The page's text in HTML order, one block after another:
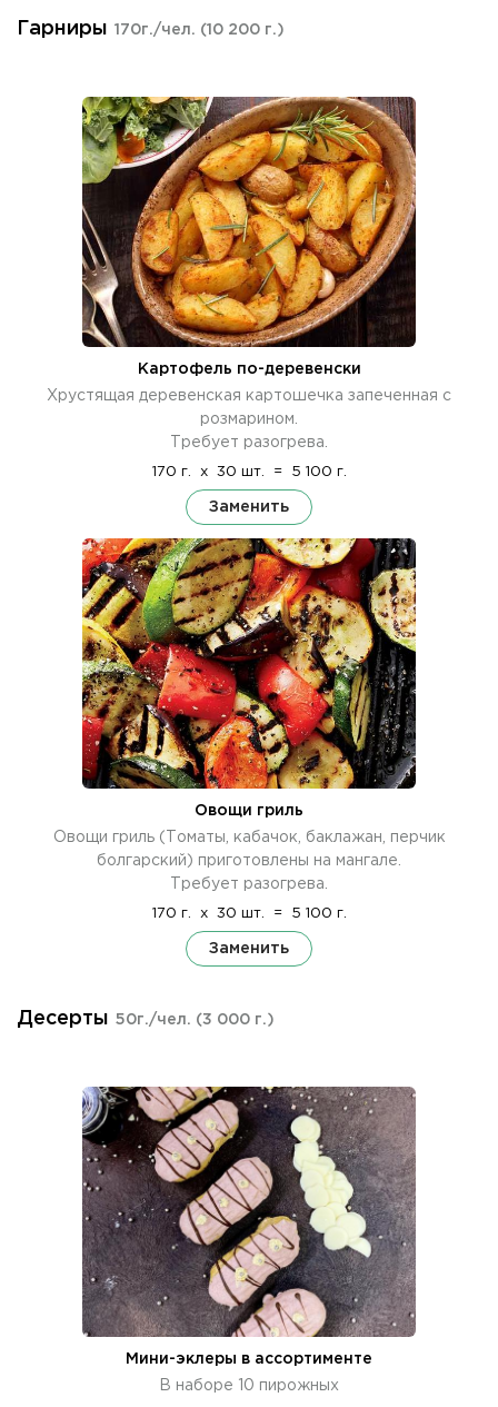
Гарниры 170г./чел. (10 200 г.)
Картофель по-деревенски
Хрустящая деревенская картошечка запеченная с
розмарином.
Требует разогрева.
170 г. x 30 шт. = 5 100 г.
Заменить
Овощи гриль
Овощи гриль (Томаты, кабачок, баклажан, перчик
болгарский) приготовлены на мангале.
Требует разогрева.
170 г. x 30 шт. = 5 100 г.
Заменить
Десерты 50г./чел. (3 000 г.)
Мини-эклеры в ассортименте
В наборе 10 пирожных